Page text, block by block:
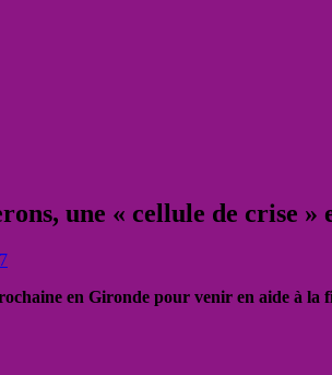
une « cellule de crise »
en Gironde pour venir en aide à